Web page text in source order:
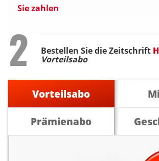
Sie zahlen
Step
2 Bestellen Sie die Zeitschrift
Vorteilsabo
Vorteilsabo
Prämienabo